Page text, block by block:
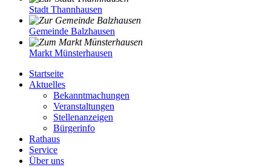
Stadt Thannhausen
Gemeinde Balzhausen
Markt Münsterhausen
Startseite
Aktuelles
Bekanntmachungen
Veranstaltungen
Stellenanzeigen
Bürgerinfo
Rathaus
Service
Über uns